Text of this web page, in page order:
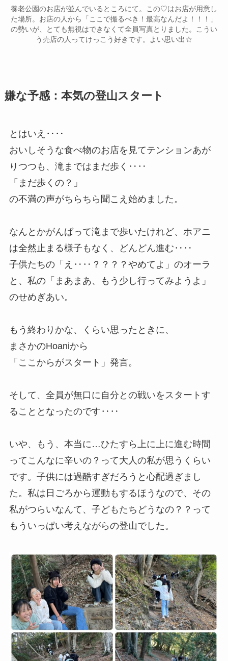
養老公園のお店が並んでいるところにて。この♡はお店が用意し
た場所。お店の人から「ここで撮るべき！最高なんだよ！！！」
の勢いが、とても無視はできなくて全員写真とりました。こうい
う売店の人ってけっこう好きです。よい思い出☆
嫌な予感：本気の登山スタート
とはいえ‥‥
おいしそうな食べ物のお店を見てテンションあが
りつつも、滝まではまだ歩く‥‥
「まだ歩くの？」
の不満の声がちらちら聞こえ始めました。
なんとかがんばって滝まで歩いたけれど、ホアニ
は全然止まる様子もなく、どんどん進む‥‥
子供たちの「え‥‥？？？？やめてよ」のオーラ
と、私の「まあまあ、もう少し行ってみようよ」
のせめぎあい。
もう終わりかな、くらい思ったときに、
まさかのHoaniから
「ここからがスタート」発言。
そして、全員が無口に自分との戦いをスタートす
ることとなったのです‥‥
いや、もう、本当に…ひたすら上に上に進む時間
ってこんなに辛いの？って大人の私が思うくらい
です。子供には過酷すぎだろうと心配過ぎまし
た。私は日ごろから運動もするほうなので、その
私がつらいなんて、子どもたちどうなの？？って
もういっぱい考えながらの登山でした。